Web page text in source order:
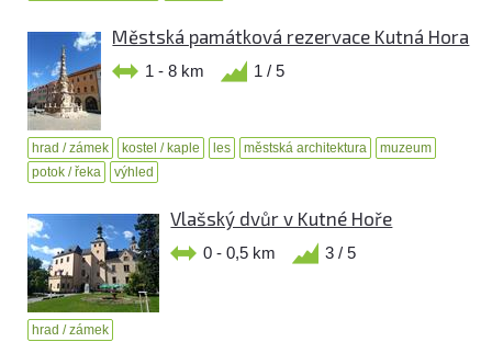
Městská památková rezervace Kutná Hora
1 - 8 km 1 / 5
hrad / zámek kostel / kaple les městská architektura
muzeum
potok / řeka
výhled
Vlašský dvůr v Kutné Hoře
0 - 0,5 km 3 / 5
hrad / zámek